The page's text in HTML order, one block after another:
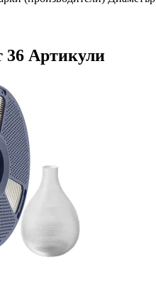
36 Артикули